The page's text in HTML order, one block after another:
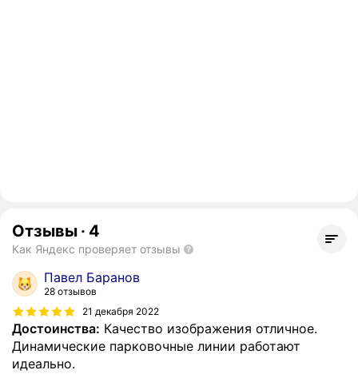
Отзывы · 4
Как Яндекс проверяет отзывы
Павел Баранов
28 отзывов
21 декабря 2022
Достоинства: Качество изображения отличное.
Динамические парковочные линии работают
идеально.